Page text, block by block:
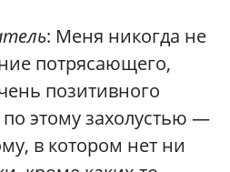
: Меня никогда не
потрясающего,
позитивного
этому захолустью —
в котором нет ни